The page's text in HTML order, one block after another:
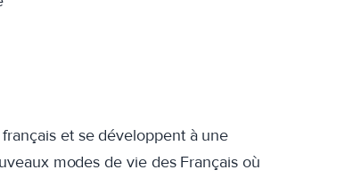
et se développent à une
modes de vie des Français où